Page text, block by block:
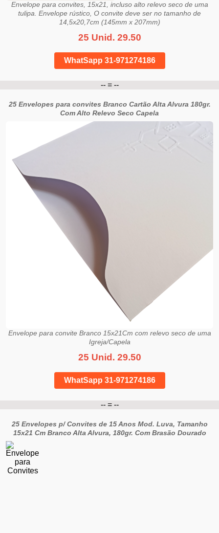
Envelope para convites, 15x21, incluso alto relevo seco de uma
tulipa. Envelope rústico, O convite deve ser no tamanho de
14,5x20,7cm (145mm x 207mm)
25 Unid. 29.50
WhatSapp 31-971274186
-- = --
25 Envelopes para convites Branco Cartão Alta Alvura 180gr.
Com Alto Relevo Seco Capela
Envelope para convite Branco 15x21Cm com relevo seco de uma
Igreja/Capela
25 Unid. 29.50
WhatSapp 31-971274186
-- = --
25 Envelopes p/ Convites de 15 Anos Mod. Luva, Tamanho
15x21 Cm Branco Alta Alvura, 180gr. Com Brasão Dourado